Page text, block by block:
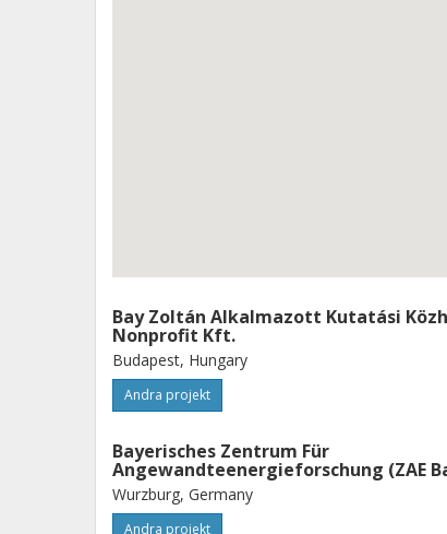
Bay Zoltán Alkalmazott Kutatási
Nonprofit Kft.
Budapest, Hungary
Andra projekt
Bayerisches Zentrum Für
Angewandteenergieforschung (ZAE
Wurzburg, Germany
Andra projekt